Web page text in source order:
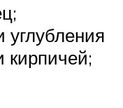
углубления
кирпичей;